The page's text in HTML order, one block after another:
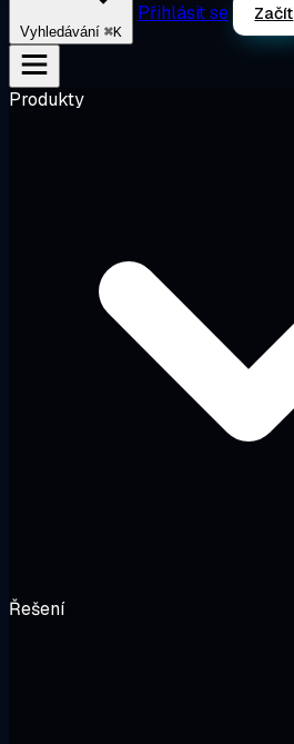
Vyhledávání ⌘K
Přihlásit se Začít
Produkty
Řešení